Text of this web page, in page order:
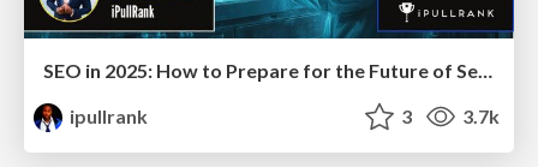
ipullrank
3 3.7k